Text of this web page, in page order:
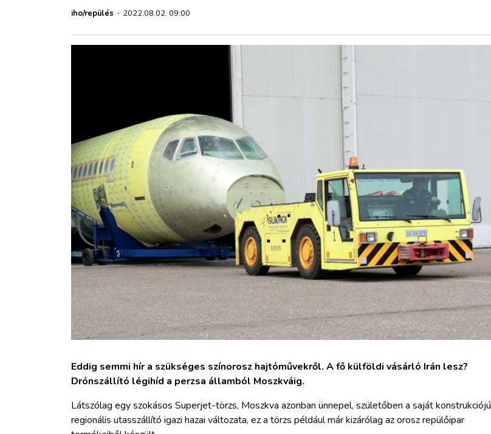
HAJÓZÁS
WEBSHOP
BELÉPÉS
REGISZTRÁCIÓ
iho/repülés · 2022.08.02. 09:00
Eddig semmi hír a szükséges színorosz hajtóművekről. A fő külföldi vásárló Irán lesz?
Drónszállító légihíd a perzsa államból Moszkváig.
Látszólag egy szokásos Superjet-törzs, Moszkva azonban ünnepel, születőben a saját konstrukciójú
regionális utasszállító igazi hazai változata, ez a törzs például már kizárólag az orosz repülőipar